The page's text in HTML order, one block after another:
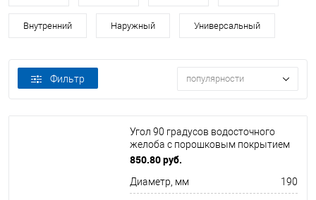
Внутренний Наружный Универсальный
Фильтр популярности
Угол 90 градусов водосточного
желоба с порошковым покрытием
диаметр 190 мм все цвета RAL
850.80 руб.
Диаметр, мм 190